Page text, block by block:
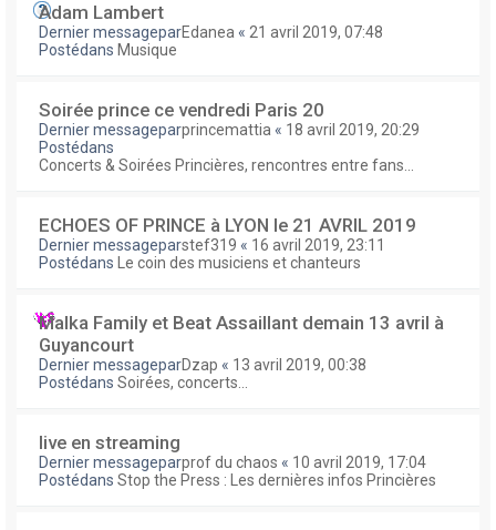
Adam Lambert
Dernier messageparEdanea « 21 avril 2019, 07:48
Postédans Musique
Soirée prince ce vendredi Paris 20
Dernier messageparprincemattia « 18 avril 2019, 20:29
Postédans
Concerts & Soirées Princières, rencontres entre fans...
ECHOES OF PRINCE à LYON le 21 AVRIL 2019
Dernier messageparstef319 « 16 avril 2019, 23:11
Postédans
Le coin des musiciens et chanteurs
Malka Family et Beat Assaillant demain 13 avril à
Guyancourt
Dernier messageparDzap « 13 avril 2019, 00:38
Postédans Soirées, concerts...
live en streaming
Dernier messageparprof du chaos « 10 avril 2019, 17:04
Postédans Stop the Press : Les dernières infos Princières